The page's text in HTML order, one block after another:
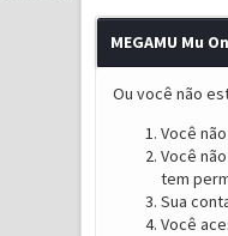
MEGAMU Mu
Ou você não
Você
Você
tem
Sua
Você